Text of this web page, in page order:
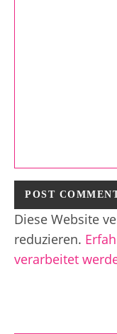
Diese Website
reduzieren.
verarbeitet